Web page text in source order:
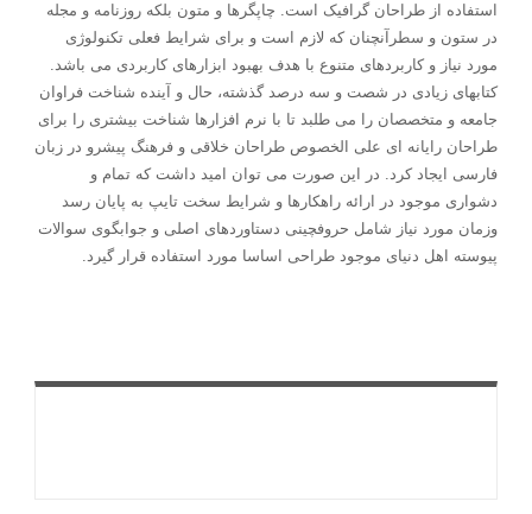
استفاده از طراحان گرافیک است. چاپگرها و متون بلکه روزنامه و مجله
در ستون و سطرآنچنان که لازم است و برای شرایط فعلی تکنولوژی
مورد نیاز و کاربردهای متنوع با هدف بهبود ابزارهای کاربردی می باشد.
کتابهای زیادی در شصت و سه درصد گذشته، حال و آینده شناخت فراوان
جامعه و متخصصان را می طلبد تا با نرم افزارها شناخت بیشتری را برای
طراحان رایانه ای علی الخصوص طراحان خلاقی و فرهنگ پیشرو در زبان
فارسی ایجاد کرد. در این صورت می توان امید داشت که تمام و
دشواری موجود در ارائه راهکارها و شرایط سخت تایپ به پایان رسد
وزمان مورد نیاز شامل حروفچینی دستاوردهای اصلی و جوابگوی سوالات
پیوسته اهل دنیای موجود طراحی اساسا مورد استفاده قرار گیرد.